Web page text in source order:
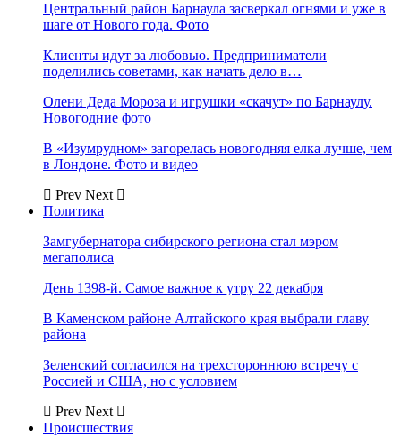
Центральный район Барнаула засверкал огнями и уже в
шаге от Нового года. Фото
Клиенты идут за любовью. Предприниматели
поделились советами, как начать дело в…
Олени Деда Мороза и игрушки «скачут» по Барнаулу.
Новогодние фото
В «Изумрудном» загорелась новогодняя елка лучше, чем
в Лондоне. Фото и видео
Prev Next
Политика
Замгубернатора сибирского региона стал мэром
мегаполиса
День 1398-й. Самое важное к утру 22 декабря
В Каменском районе Алтайского края выбрали главу
района
Зеленский согласился на трехстороннюю встречу с
Россией и США, но с условием
Prev Next
Происшествия